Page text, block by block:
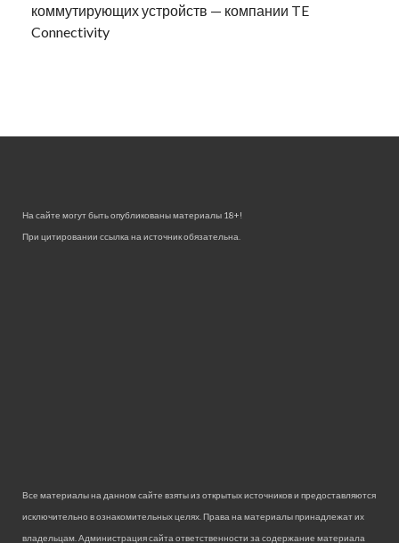
коммутирующих устройств — компании TE
Connectivity
На сайте могут быть опубликованы материалы 18+!
При цитировании ссылка на источник обязательна.
Все материалы на данном сайте взяты из открытых источников и предоставляются
исключительно в ознакомительных целях. Права на материалы принадлежат их
владельцам. Администрация сайта ответственности за содержание материала